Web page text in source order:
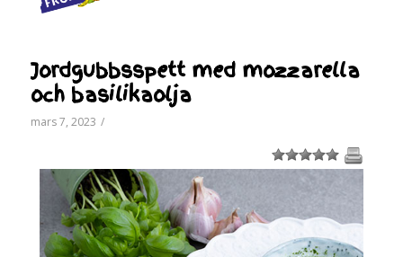
Jordgubbsspett med mozzarella
och basilikaolja
mars 7, 2023 /
1 2 3 4 5